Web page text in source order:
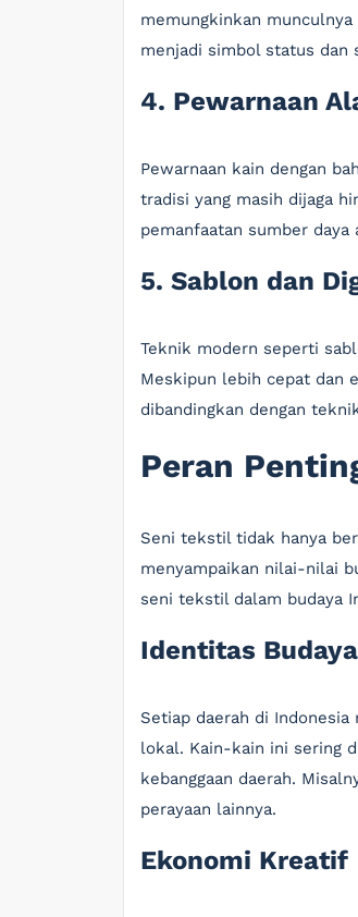
memungkinkan
menjadi simbol status dan
4. Pewarnaan
Pewarnaan kain dengan
tradisi yang masih dijaga
pemanfaatan sumber
5. Sablon dan
Teknik modern seperti
Meskipun lebih cepat dan
dibandingkan dengan
Peran
Seni tekstil tidak hanya
menyampaikan nilai-nilai
seni tekstil dalam budaya
Identitas Budaya
Setiap daerah di
lokal. Kain-kain ini sering
kebanggaan daerah.
perayaan lainnya.
Ekonomi Kreatif